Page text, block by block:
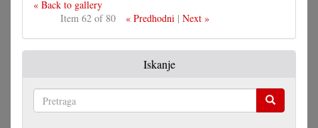
« Back to gallery
Item 62 of 80
« Predhodni| Next »
Iskanje